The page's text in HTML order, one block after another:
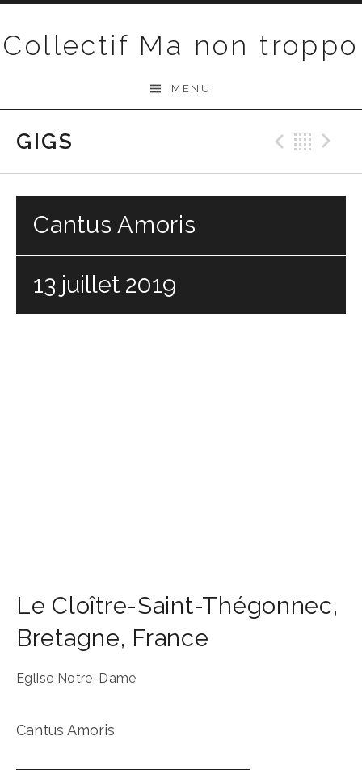
Collectif Ma non troppo
MENU
GIGS
Cantus Amoris
13 juillet 2019
Le Cloître-Saint-Thégonnec,
Bretagne, France
Eglise Notre-Dame
Cantus Amoris